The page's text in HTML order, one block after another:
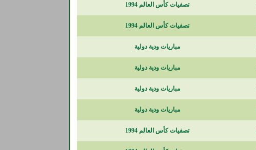
تصفيات كأس العالم 1994
تصفيات كأس العالم 1994
مباريات ودية دولية
مباريات ودية دولية
مباريات ودية دولية
مباريات ودية دولية
تصفيات كأس العالم 1994